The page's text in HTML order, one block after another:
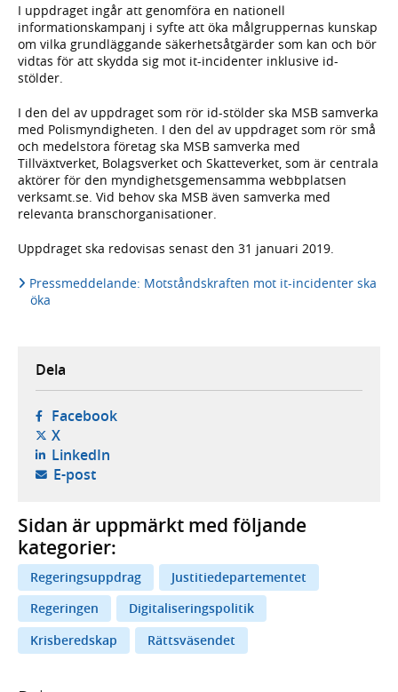
I uppdraget ingår att genomföra en nationell
informationskampanj i syfte att öka målgruppernas kunskap
om vilka grundläggande säkerhetsåtgärder som kan och bör
vidtas för att skydda sig mot it-incidenter inklusive id-
stölder.
I den del av uppdraget som rör id-stölder ska MSB samverka
med Polismyndigheten. I den del av uppdraget som rör små
och medelstora företag ska MSB samverka med
Tillväxtverket, Bolagsverket och Skatteverket, som är centrala
aktörer för den myndighetsgemensamma webbplatsen
verksamt.se. Vid behov ska MSB även samverka med
relevanta branschorganisationer.
Uppdraget ska redovisas senast den 31 januari 2019.
Pressmeddelande: Motståndskraften mot it-incidenter ska
öka
Dela
Facebook- öppnas i ny flik, extern webbplats,
X- öppnas i ny flik, extern webbplats,
LinkedIn- öppnas i ny flik, extern webbplats,
E-post- öppnar din e-postklient,
Sidan är uppmärkt med följande
kategorier:
Regeringsuppdrag
Justitiedepartementet
Regeringen
Digitaliseringspolitik
Krisberedskap
Rättsväsendet